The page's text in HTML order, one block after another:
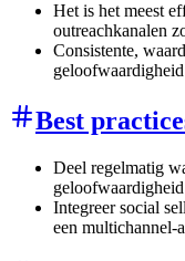
Het is het meest
outreachkanalen
Consistente,
Best
Deel regelmatig
Integreer social
een multichannel-